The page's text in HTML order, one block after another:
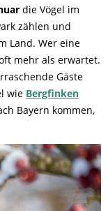
die Vögel im
zählen und
Land. Wer eine
mehr als erwartet.
Gäste
wie Bergfinken
Bayern kommen,